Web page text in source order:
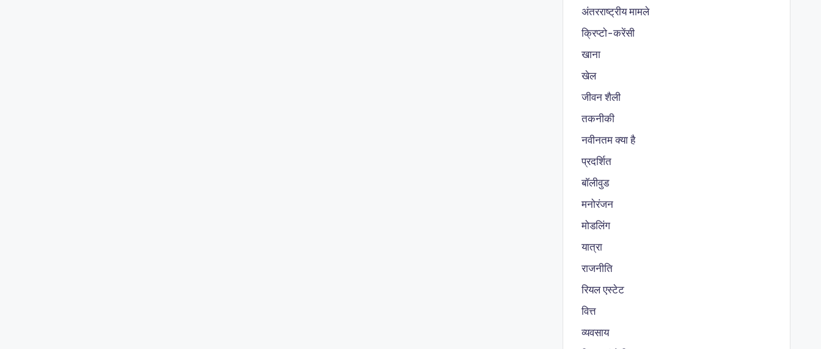
अंतरराष्ट्रीय मामले
क्रिप्टो-करेंसी
खाना
खेल
जीवन शैली
तकनीकी
नवीनतम क्या है
प्रदर्शित
बॉलीवुड
मनोरंजन
मोडलिंग
यात्रा
राजनीति
रियल एस्टेट
वित्त
व्यवसाय